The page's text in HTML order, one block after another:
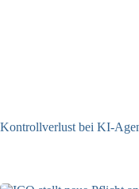
Kontrollverlust bei KI-